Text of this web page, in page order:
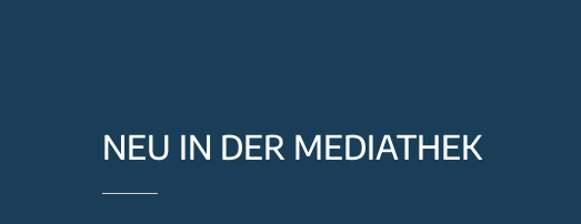
NEU IN DER MEDIATHEK